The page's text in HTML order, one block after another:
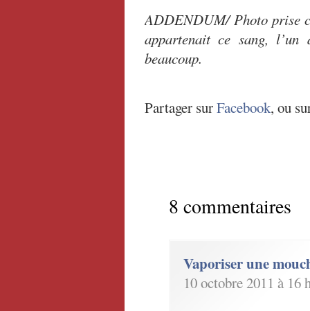
ADDENDUM/ Photo prise
appartenait ce sang, l’un
beaucoup.
Partager surFacebook, ou
8 commentaires
Vaporiser une
10 octobre 2011 à 16